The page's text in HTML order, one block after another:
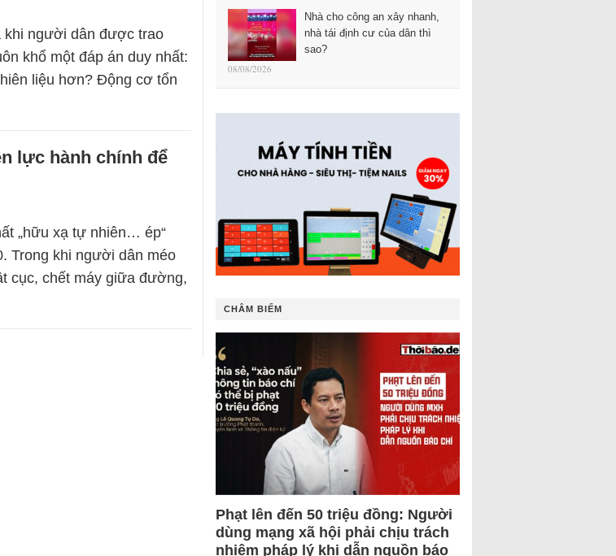
người dân được trao
khổ một đáp án duy nhất:
liệu hơn? Động cơ tổn
lực hành chính để
„hữu xạ tự nhiên… ép“
Trong khi người dân méo
cục, chết máy giữa đường,
Nhà cho công an xây nhanh,
nhà tái định cư của dân thì
sao?
08/08/2026
CHÂM BIẾM
Phạt lên đến 50 triệu đồng: Người
dùng mạng xã hội phải chịu trách
nhiệm pháp lý khi dẫn nguồn báo